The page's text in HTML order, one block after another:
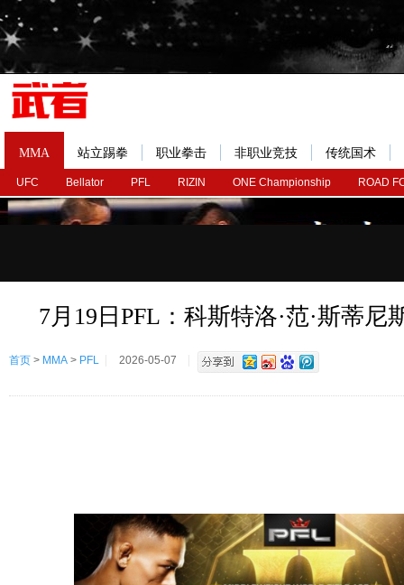
MMA
UFC Bellator PFL RIZIN ONE Championship ROAD
站立踢拳 职业拳击 非职业竞技 传统国术
7月19日PFL：科斯特洛·范·斯蒂尼
首页 > MMA > PFL 2026-05-07